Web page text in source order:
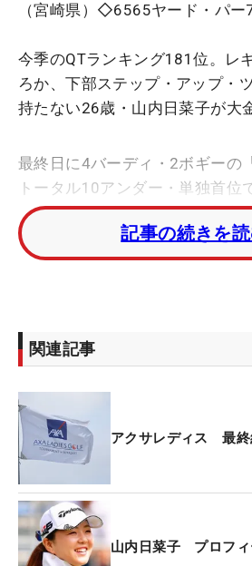
（宮崎県）◇6565ヤード・パー
今季のQTランキング181位。レ
ろか、下部ステップ・アップ・
持たない26歳・山内日菜子が大
最終日に4バーディ・2ボギーの
トータル10アンダー・単独首位
催者推薦で出場した地元・宮崎
初優勝を果たした。
ーディで流れを引き寄せる。16
て単独トップに躍り出ると、そ
あふれ出る涙を抑えきれなかっ
で拍手を送っていただけて、応
実感しました」と、とホールア
ーで話した山内。「いろんな方
事と言われ、私もツアーを見て
に連続ボギーした時も逃げずに
きました」。
記事の続きを
関連記事
アクサレディス 最終
山内日菜子 プロフィ